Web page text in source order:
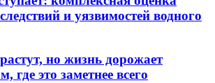
и уязвимостей водного
но жизнь дорожает
где это заметнее всего